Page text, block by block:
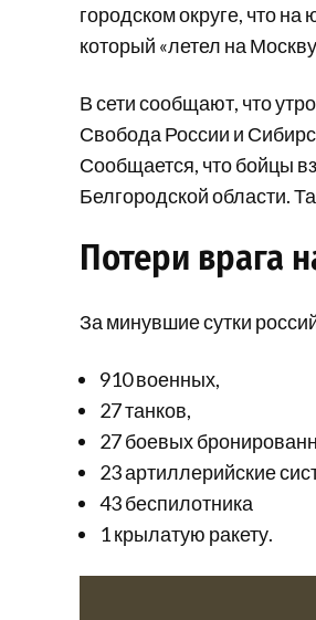
городском округе, что
который «летел на
В сети сообщают, что
Свобода России и
Сообщается, что бойцы
Белгородской области.
Потери врага
За минувшие сутки
910 военных,
27 танков,
27 боевых
23 артиллерийские
43 беспилотника
1 крылатую ракету.